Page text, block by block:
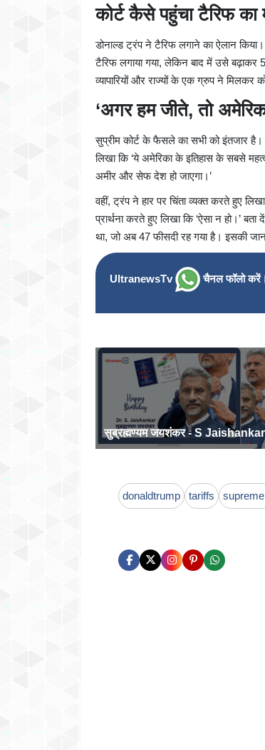
कोर्ट कैसे पहुंचा टैरिफ का
डोनाल्ड ट्रंप ने टैरिफ लगाने का ऐलान
टैरिफ लगाया गया, लेकिन बाद में उसे बढ़ाकर
व्यापारियों और राज्यों के एक ग्रुप ने मिलकर
‘अगर हम जीते, तो
सुप्रीम कोर्ट के फैसले का सभी को इंतजार
लिखा कि ‘ये अमेरिका के इतिहास के सबसे
अमीर और सेफ देश हो जाएगा।’
वहीं, ट्रंप ने हार पर चिंता व्यक्त करते हुए
प्रार्थना करते हुए लिखा कि ‘ऐसा न हो।’
था, जो अब 47 फीसदी रह गया है। इसकी
UltranewsTv चैनल फॉलो
सुब्रह्मण्यम जयशंकर - S Jaishankar
donaldtrump tariffs